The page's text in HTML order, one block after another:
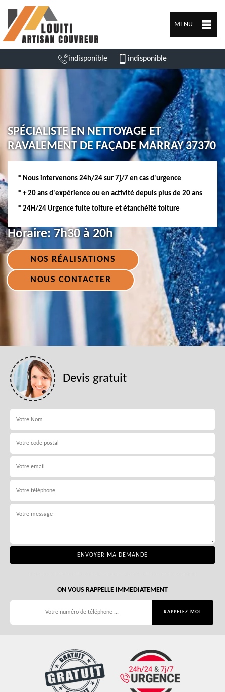
MENU
indisponible indisponible
SPÉCIALISTE EN NETTOYAGE ET
RAVALEMENT DE FAÇADE MARRAY 37370
* Nous intervenons 24h/24 sur 7j/7 en cas d'urgence
* + 20 ans d'expérience ou en activité depuis plus de 20 ans
* 24H/24 Urgence fuite toiture et étanchéité toiture
Horaire: 7h30 à 20h
NOS RÉALISATIONS
NOUS CONTACTER
Devis gratuit
ON VOUS RAPPELLE IMMEDIATEMENT